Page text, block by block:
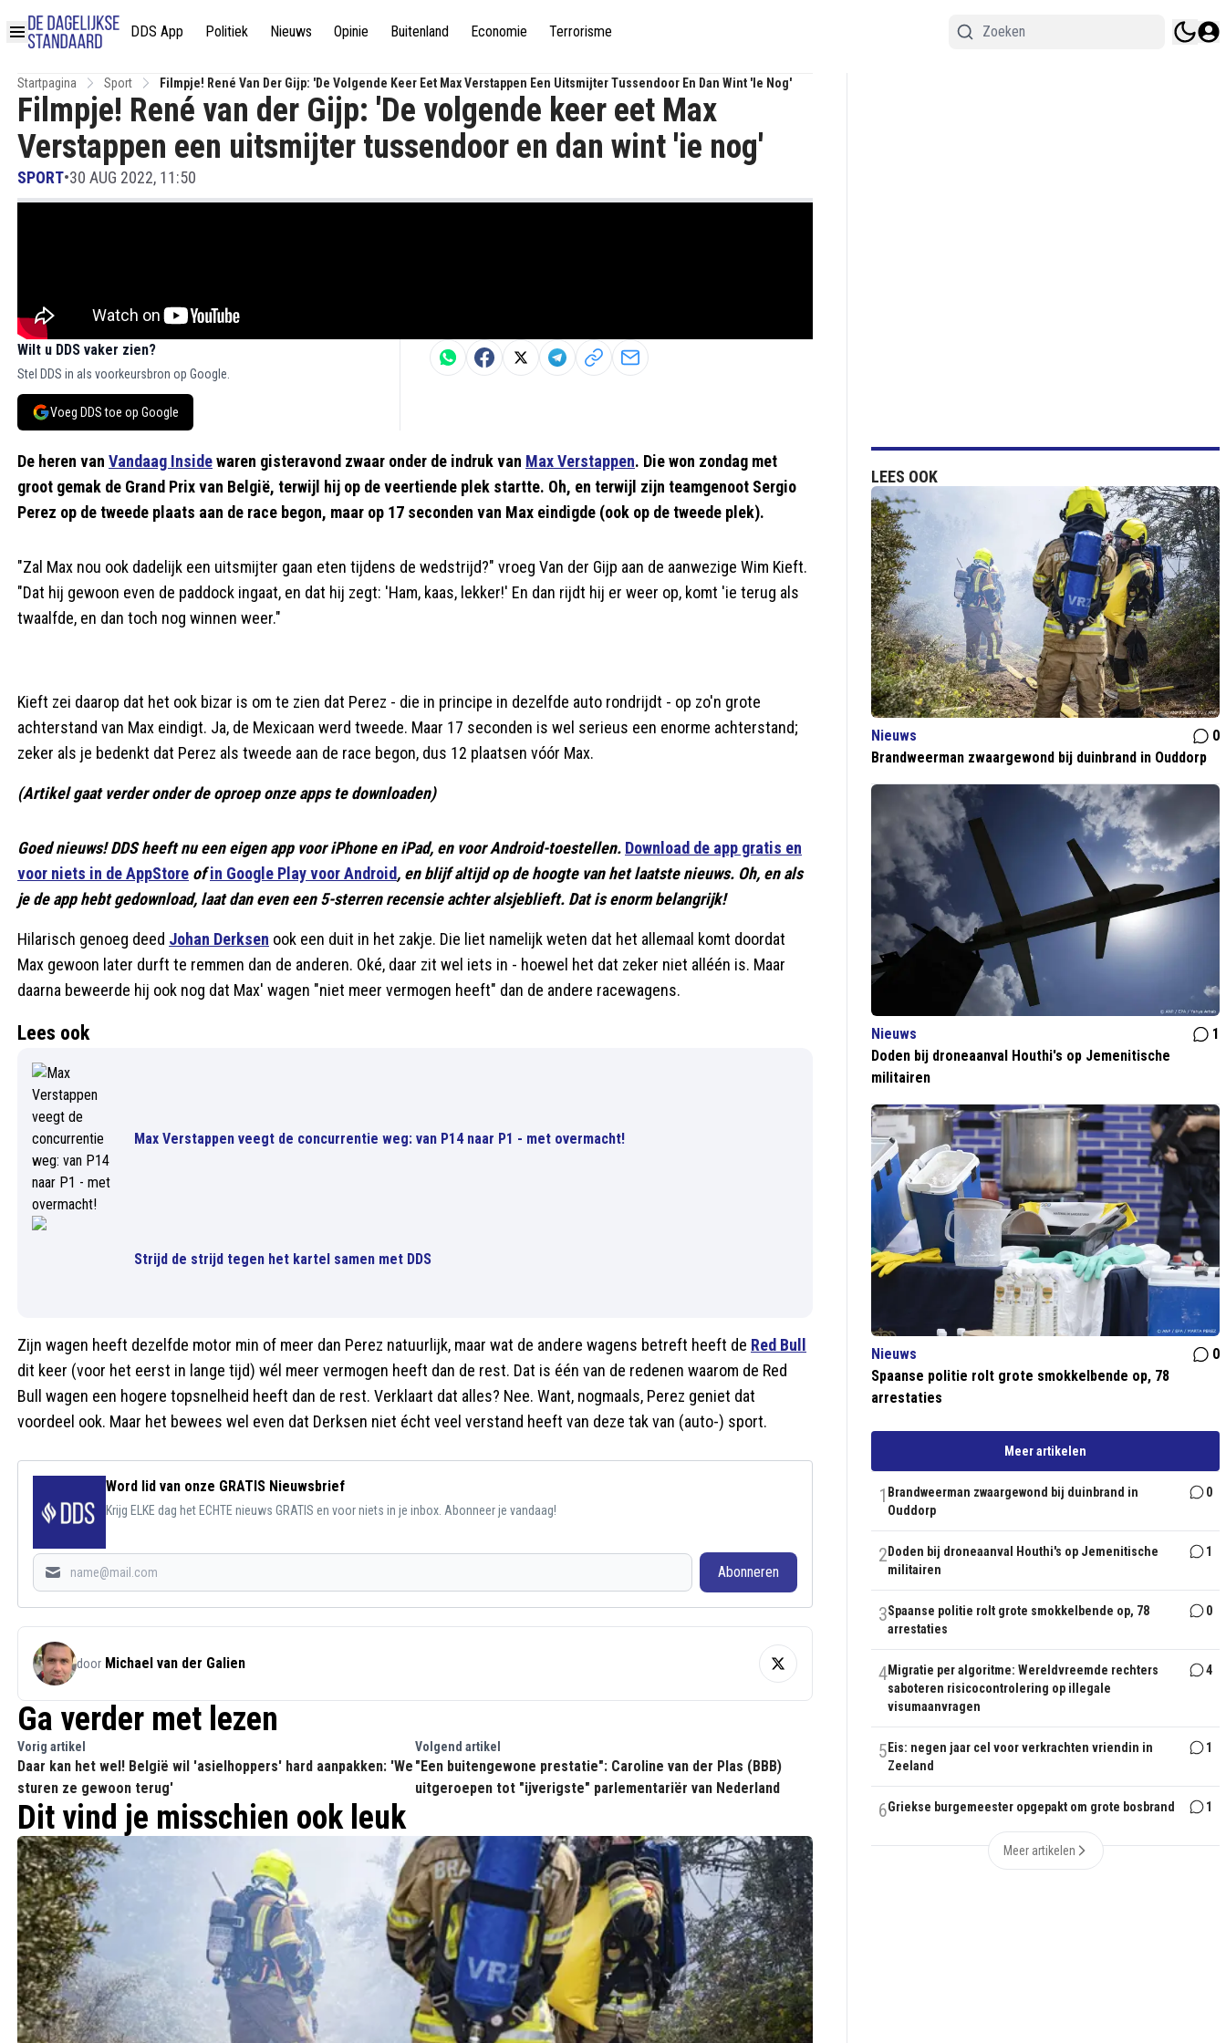
DDS App Politiek Nieuws Opinie Buitenland Economie Terrorisme
Startpagina Sport Filmpje! René Van Der Gijp: 'De Volgende Keer Eet Max Verstappen Een Uitsmijter Tussendoor En Dan Wint 'ie Nog'
Filmpje! René van der Gijp: 'De volgende keer eet Max
Verstappen een uitsmijter tussendoor en dan wint 'ie nog'
SPORT•30 AUG 2022, 11:50
Wilt u DDS vaker zien?
Stel DDS in als voorkeursbron op Google.
Voeg DDS toe op Google
De heren van Vandaag Insidewaren gisteravond zwaar onder de indruk van Max Verstappen. Die won zondag met
groot gemak de Grand Prix van België, terwijl hij op de veertiende plek startte. Oh, en terwijl zijn teamgenoot Sergio
Perez op de tweede plaats aan de race begon, maar op 17 seconden van Max eindigde (ook op de tweede plek).
"Zal Max nou ook dadelijk een uitsmijter gaan eten tijdens de wedstrijd?" vroeg Van der Gijp aan de aanwezige Wim Kieft.
"Dat hij gewoon even de paddock ingaat, en dat hij zegt: 'Ham, kaas, lekker!' En dan rijdt hij er weer op, komt 'ie terug als
twaalfde, en dan toch nog winnen weer."
Kieft zei daarop dat het ook bizar is om te zien dat Perez - die in principe in dezelfde auto rondrijdt - op zo'n grote
achterstand van Max eindigt. Ja, de Mexicaan werd tweede. Maar 17 seconden is wel serieus een enorme achterstand;
zeker als je bedenkt dat Perez als tweede aan de race begon, dus 12 plaatsen vóór Max.
(Artikel gaat verder onder de oproep onze apps te downloaden)
Goed nieuws! DDS heeft nu een eigen app voor iPhone en iPad, en voor Android-toestellen. Download de app gratis en
voor niets in de AppStore ofin Google Play voor Android, en blijf altijd op de hoogte van het laatste nieuws. Oh, en als
je de app hebt gedownload, laat dan even een 5-sterren recensie achter alsjeblieft. Dat is enorm belangrijk!
Hilarisch genoeg deed Johan Derksen ook een duit in het zakje. Die liet namelijk weten dat het allemaal komt doordat
Max gewoon later durft te remmen dan de anderen. Oké, daar zit wel iets in - hoewel het dat zeker niet alléén is. Maar
daarna beweerde hij ook nog dat Max' wagen "niet meer vermogen heeft" dan de andere racewagens.
Lees ook
Max Verstappen veegt de concurrentie weg: van P14 naar P1 - met overmacht!
Strijd de strijd tegen het kartel samen met DDS
Zijn wagen heeft dezelfde motor min of meer dan Perez natuurlijk, maar wat de andere wagens betreft heeft de Red Bull
dit keer (voor het eerst in lange tijd) wél meer vermogen heeft dan de rest. Dat is één van de redenen waarom de Red
Bull wagen een hogere topsnelheid heeft dan de rest. Verklaart dat alles? Nee. Want, nogmaals, Perez geniet dat
voordeel ook. Maar het bewees wel even dat Derksen niet écht veel verstand heeft van deze tak van (auto-) sport.
Word lid van onze GRATIS Nieuwsbrief
Krijg ELKE dag het ECHTE nieuws GRATIS en voor niets in je inbox. Abonneer je vandaag!
Abonneren
door Michael van der Galien
Ga verder met lezen
Vorig artikel
Daar kan het wel! België wil 'asielhoppers' hard aanpakken: 'We
sturen ze gewoon terug'
Volgend artikel
"Een buitengewone prestatie": Caroline van der Plas (BBB)
uitgeroepen tot "ijverigste" parlementariër van Nederland
Dit vind je misschien ook leuk
LEES OOK
Nieuws
0
Brandweerman zwaargewond bij duinbrand in Ouddorp
Nieuws
1
Doden bij droneaanval Houthi's op Jemenitische
militairen
Nieuws
0
Spaanse politie rolt grote smokkelbende op, 78
arrestaties
Meer artikelen
1 Brandweerman zwaargewond bij duinbrand in
Ouddorp
0
2 Doden bij droneaanval Houthi's op Jemenitische
militairen
1
3Spaanse politie rolt grote smokkelbende op, 78
arrestaties
0
4Migratie per algoritme: Wereldvreemde rechters
saboteren risicocontrolering op illegale
visumaanvragen
4
5 Eis: negen jaar cel voor verkrachten vriendin in
Zeeland
1
6Griekse burgemeester opgepakt om grote bosbrand 1
Meer artikelen